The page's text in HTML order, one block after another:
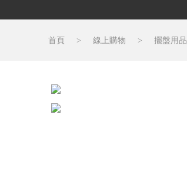
首頁 > 線上購物 > 擺盤用品